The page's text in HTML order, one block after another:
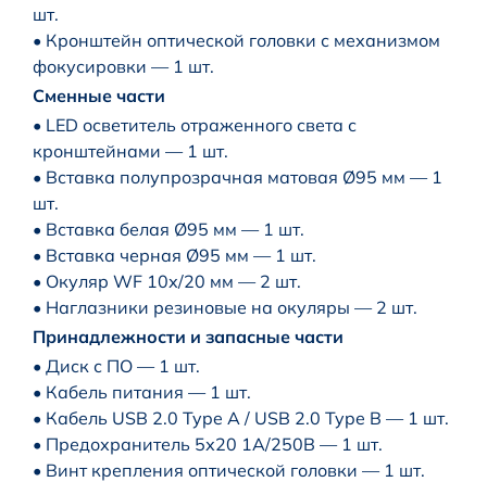
шт.
• Кронштейн оптической головки с механизмом
фокусировки — 1 шт.
Сменные части
• LED осветитель отраженного света с
кронштейнами — 1 шт.
• Вставка полупрозрачная матовая Ø95 мм — 1
шт.
• Вставка белая Ø95 мм — 1 шт.
• Вставка черная Ø95 мм — 1 шт.
• Окуляр WF 10х/20 мм — 2 шт.
• Наглазники резиновые на окуляры — 2 шт.
Принадлежности и запасные части
• Диск с ПО — 1 шт.
• Кабель питания — 1 шт.
• Кабель USB 2.0 Type A / USB 2.0 Type B — 1 шт.
• Предохранитель 5х20 1А/250В — 1 шт.
• Винт крепления оптической головки — 1 шт.